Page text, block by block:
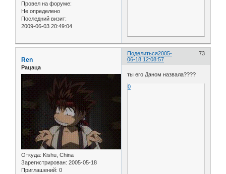
Провел на форуме:
Не определено
Последний визит:
2009-06-03 20:49:04
Поделиться 73
2005-
06-18 12:08:57
Ren
Рацаца
Откуда: Kishu, China
Зарегистрирован: 2005-05-18
Приглашений: 0
ты его Даном назвала????
0